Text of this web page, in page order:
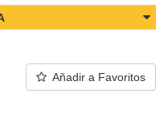
Añadir a Favoritos